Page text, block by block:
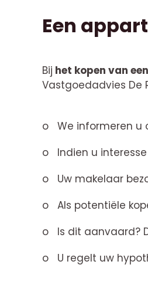
Een
Bij het kopen van
Vastgoedadvies De
o We informeren u
o
Indien u
o
Uw makelaar
o
Als potentiële
o
Is dit aanvaard?
o
U regelt uw